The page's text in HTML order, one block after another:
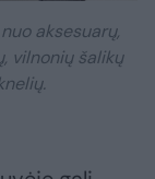
aksesuarų,
vilnonių šalikų